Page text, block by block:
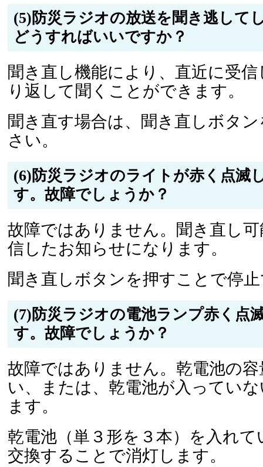
(5)防災ラジオの放送を聞き逃して
どうすればいいですか？
聞き直し機能により、直近に受
り返して聞くことができます。
聞き直す場合は、聞き直しボタ
さい。
(6)防災ラジオのライトが赤く点滅
す。故障でしょうか？
故障ではありません。聞き直し
信したお知らせになります。
聞き直しボタンを押すことで停
(7)防災ラジオの電池ランプ赤く点
す。故障でしょうか？
故障ではありません。乾電池の
い、または、乾電池が入ってい
ます。
乾電池（単３形を３本）を入れ
交換することで消灯します。